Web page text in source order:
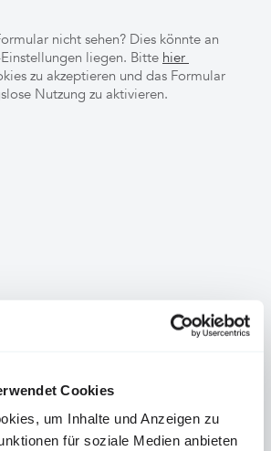
Cookies
um Inhalte und Anzeigen zu
für soziale Medien anbieten
nicht sehen? Dies könnte an
liegen. Bitte hier
zu akzeptieren und das Formular
Nutzung zu aktivieren.